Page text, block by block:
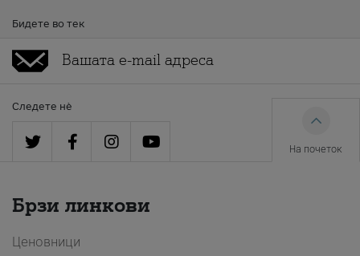
Бидете во тек
Следете нè
На почеток
Брзи линкови
Ценовници